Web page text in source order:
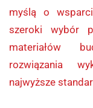
myślą o
szeroki wybór
materiałów
rozwiązania
najwyższe